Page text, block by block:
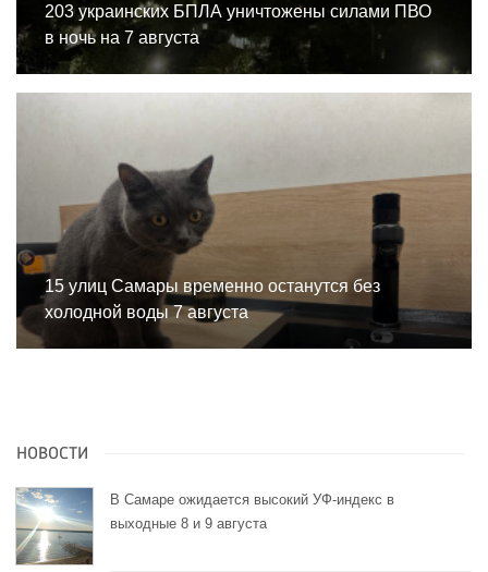
203 украинских БПЛА уничтожены силами ПВО
в ночь на 7 августа
15 улиц Самары временно останутся без
холодной воды 7 августа
НОВОСТИ
В Самаре ожидается высокий УФ-индекс в
выходные 8 и 9 августа